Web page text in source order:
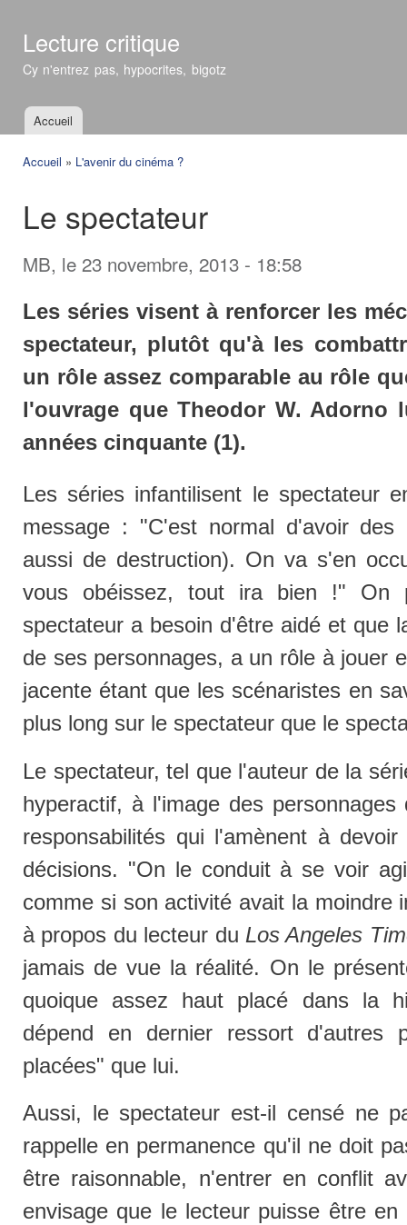
Lecture critique
Cy n'entrez pas, hypocrites, bigotz
Menu principal
Accueil
Accueil » L'avenir du cinéma ?
Le spectateur
MB, le 23 novembre, 2013 - 18:58
Les séries visent à renforcer les
spectateur, plutôt qu'à les
un rôle assez comparable au rôle
l'ouvrage que Theodor W. Adorno
années cinquante (1).
Les séries infantilisent le spectateur
message : "C'est normal d'avoir des
aussi de destruction). On va s'en
vous obéissez, tout ira bien !" On
spectateur a besoin d'être aidé et que
de ses personnages, a un rôle à jouer
jacente étant que les scénaristes en
plus long sur le spectateur que le
Le spectateur, tel que l'auteur de la
hyperactif, à l'image des
responsabilités qui l'amènent à
décisions. "On le conduit à se voir
comme si son activité avait la moindre
à propos du lecteur du Los Angeles
jamais de vue la réalité. On le
quoique assez haut placé dans la
dépend en dernier ressort d'autres
placées" que lui.
Aussi, le spectateur est-il censé ne
rappelle en permanence qu'il ne doit
être raisonnable, n'entrer en conflit
envisage que le lecteur puisse être